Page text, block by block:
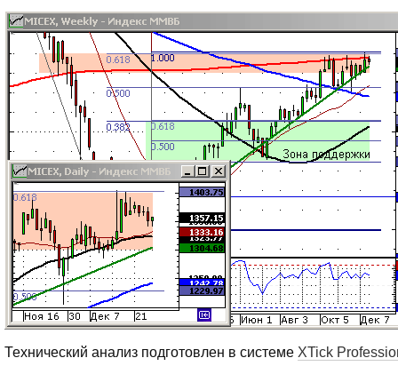
Технический анализ подготовлен в системе XTick